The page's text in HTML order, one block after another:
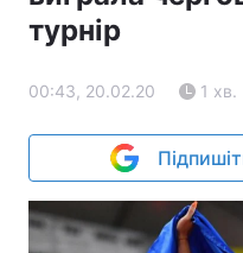
турнір
00:43, 20.02.20 1 хв.